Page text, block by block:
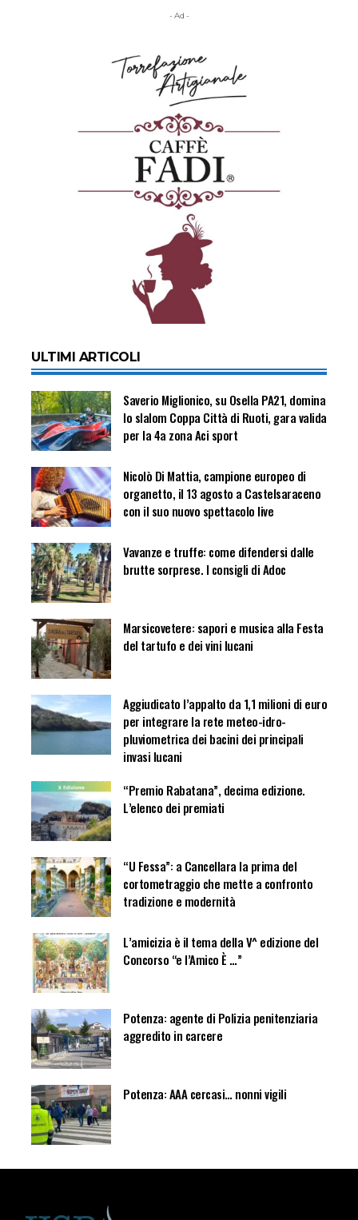
- Ad -
ULTIMI ARTICOLI
Saverio Miglionico, su Osella PA21, domina
lo slalom Coppa Città di Ruoti, gara valida
per la 4a zona Aci sport
Nicolò Di Mattia, campione europeo di
organetto, il 13 agosto a Castelsaraceno
con il suo nuovo spettacolo live
Vavanze e truffe: come difendersi dalle
brutte sorprese. I consigli di Adoc
Marsicovetere: sapori e musica alla Festa
del tartufo e dei vini lucani
Aggiudicato l’appalto da 1,1 milioni di euro
per integrare la rete meteo-idro-
pluviometrica dei bacini dei principali
invasi lucani
“Premio Rabatana”, decima edizione.
L’elenco dei premiati
“U Fessa”: a Cancellara la prima del
cortometraggio che mette a confronto
tradizione e modernità
L’amicizia è il tema della V^ edizione del
Concorso “e l’Amico È …”
Potenza: agente di Polizia penitenziaria
aggredito in carcere
Potenza: AAA cercasi… nonni vigili